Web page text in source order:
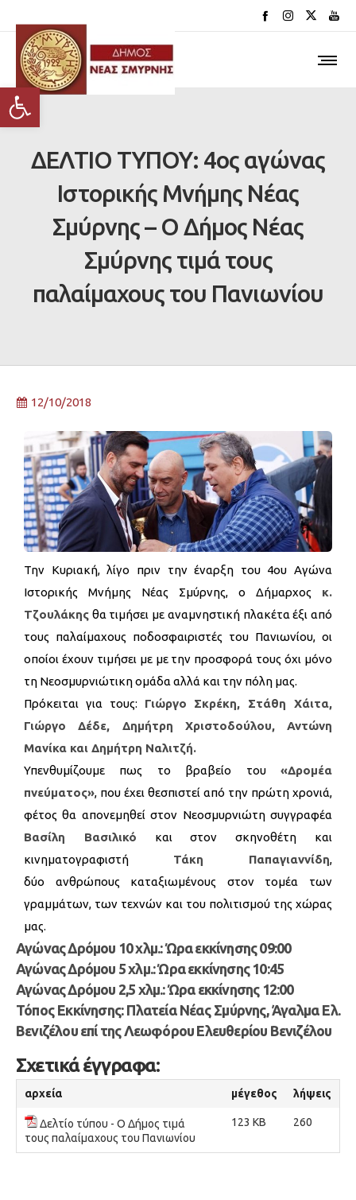
Ανοίξτε τη γραμμή εργαλείων
ΔΕΛΤΙΟ ΤΥΠΟΥ: 4ος αγώνας
Ιστορικής Μνήμης Νέας
Σμύρνης – Ο Δήμος Νέας
Σμύρνης τιμά τους
παλαίμαχους του Πανιωνίου
12/10/2018
Την Κυριακή, λίγο πριν την έναρξη του 4ου Αγώνα
Ιστορικής Μνήμης Νέας Σμύρνης, ο Δήμαρχος κ.
Τζουλάκης θα τιμήσει με αναμνηστική πλακέτα έξι από
τους παλαίμαχους ποδοσφαιριστές του Πανιωνίου, οι
οποίοι έχουν τιμήσει με με την προσφορά τους όχι μόνο
τη Νεοσμυρνιώτικη ομάδα αλλά και την πόλη μας.
Πρόκειται για τους: Γιώργο Σκρέκη, Στάθη Χάιτα,
Γιώργο Δέδε, Δημήτρη Χριστοδούλου, Αντώνη
Μανίκα και Δημήτρη Ναλιτζή.
Υπενθυμίζουμε πως το βραβείο του «Δρομέα
πνεύματος», που έχει θεσπιστεί από την πρώτη χρονιά,
φέτος θα απονεμηθεί στον Νεοσμυρνιώτη συγγραφέα
Βασίλη Βασιλικό και στον σκηνοθέτη και
κινηματογραφιστή Τάκη Παπαγιαννίδη,
δύο ανθρώπους καταξιωμένους στον τομέα των
γραμμάτων, των τεχνών και του πολιτισμού της χώρας
μας.
Αγώνας Δρόμου 10 χλμ.: Ώρα εκκίνησης 09:00
Αγώνας Δρόμου 5 χλμ.: Ώρα εκκίνησης 10:45
Αγώνας Δρόμου 2,5 χλμ.: Ώρα εκκίνησης 12:00
Τόπος Εκκίνησης: Πλατεία Νέας Σμύρνης, Άγαλμα Ελ.
Βενιζέλου επί της Λεωφόρου Ελευθερίου Βενιζέλου
Σχετικά έγγραφα:
αρχεία μέγεθος λήψεις
Δελτίο τύπου - Ο Δήμος τιμά
τους παλαίμαχους του Πανιωνίου
123 KB 260